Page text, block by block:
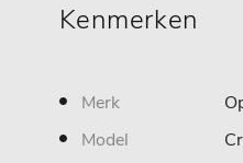
Kenmerken
Merk
Model